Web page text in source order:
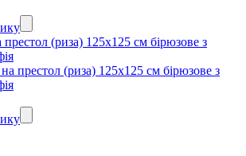
(риза) 125х125 см бірюзове з